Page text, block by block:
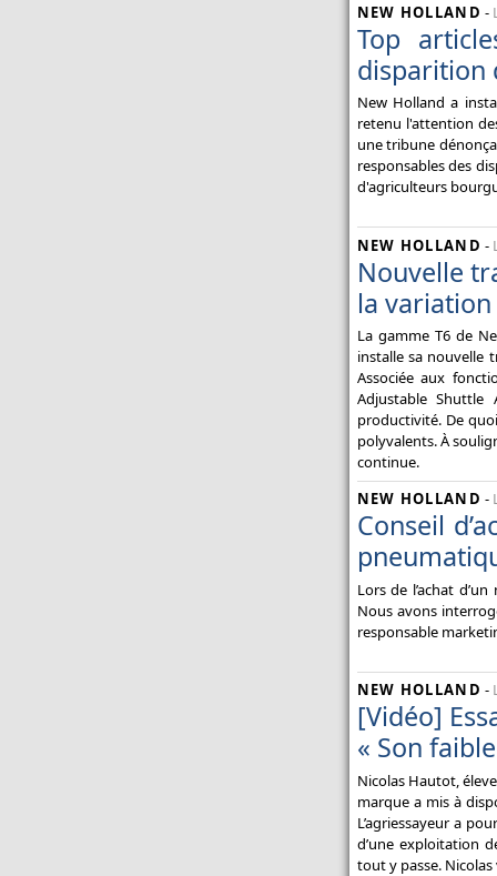
NEW HOLLAND -
Top
disparition
New Holland a
retenu l'attention
une tribune
responsables des
d'agriculteurs
NEW HOLLAND -
Nouvelle
la
La gamme T6 de
installe sa nouvelle
Associée aux
Adjustable
productivité. De
polyvalents. À
continue.
NEW HOLLAND -
Conseil
Lors de l’achat
Nous avons
responsable
NEW HOLLAND -
[Vidéo]
« Son
Nicolas Hautot,
marque a mis à
L’agriessayeur a
d’une exploitation
tout y passe.